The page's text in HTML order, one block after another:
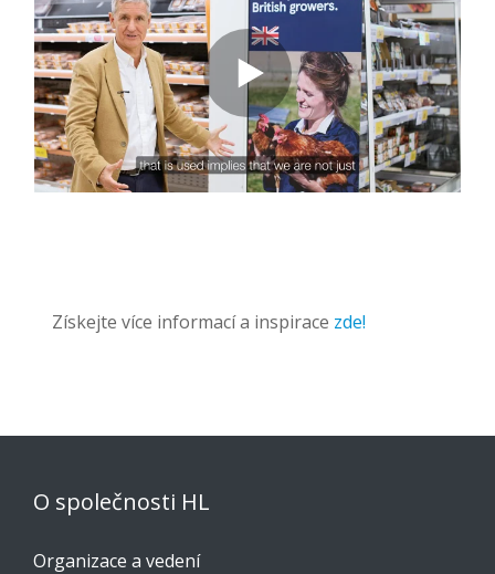
Získejte více informací a inspirace zde!
O společnosti HL
Organizace a vedení